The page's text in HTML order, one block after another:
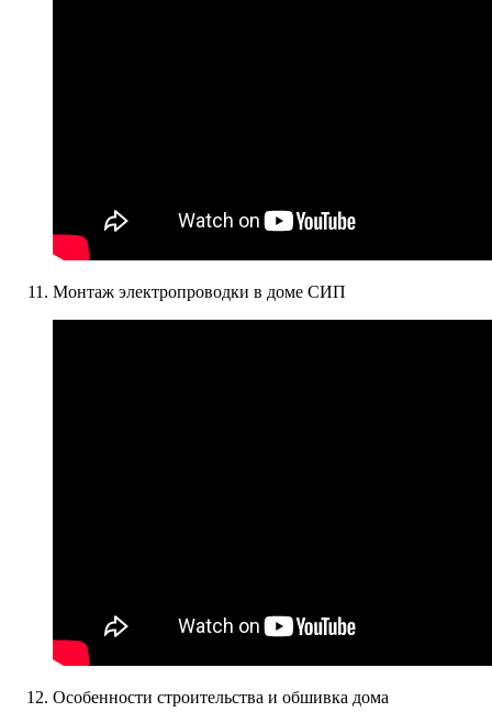
Монтаж электропроводки в доме СИП
Особенности строительства и обшивка дома